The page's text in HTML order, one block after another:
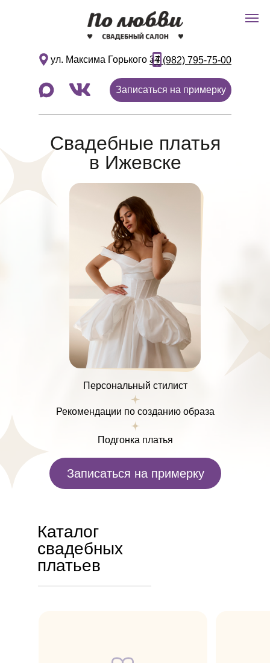
ул. Максима Горького 34+7 (982) 795-75-00
Записаться на примерку
Свадебные платья
в Ижевске
Подгонка платья
Рекомендации по созданию образа
Персональный стилист
Записаться на примерку
Каталог
свадебных
платьев